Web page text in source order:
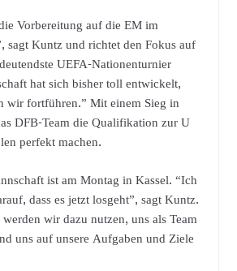
Vorbereitung auf die EM im
sagt Kuntz und richtet den Fokus auf
UEFA-Nationenturnier
hat sich bisher toll entwickelt,
wir fortführen.” Mit einem Sieg in
DFB-Team die Qualifikation zur U
perfekt machen.
ist am Montag in Kassel. “Ich
dass es jetzt losgeht”, sagt Kuntz.
wir dazu nutzen, uns als Team
uns auf unsere Aufgaben und Ziele